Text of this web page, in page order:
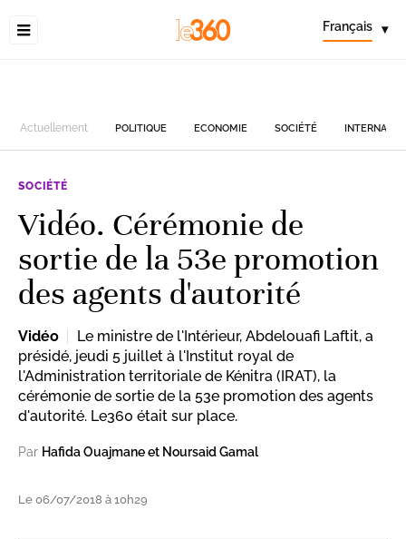
Français ▾
Actuellement POLITIQUE ECONOMIE SOCIÉTÉ
SOCIÉTÉ
Vidéo. Cérémonie de
sortie de la 53e promotion
des agents d'autorité
Vidéo
Le ministre de l'Intérieur, Abdelouafi Laftit, a
présidé, jeudi 5 juillet à l'Institut royal de
l'Administration territoriale de Kénitra (IRAT), la
cérémonie de sortie de la 53e promotion des agents
d'autorité. Le360 était sur place.
Par Hafida Ouajmane et Noursaid Gamal
Le 06/07/2018 à 10h29